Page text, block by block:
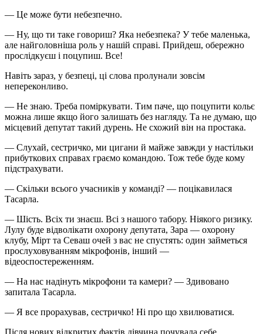
— Це може бути небезпечно.
— Ну, що ти таке говориш? Яка небезпека? У тебе маленька,
але найголовніша роль у нашій справі. Прийдеш, обережно
прослідкуєш і поцупиш. Все!
Навіть зараз, у безпеці, ці слова пролунали зовсім
непереконливо.
— Не знаю. Треба поміркувати. Тим паче, що поцупити кольє
можна лише якщо його залишать без нагляду. Та не думаю, що
місцевий депутат такий дурень. Не схожий він на простака.
— Слухай, сестричко, ми цигани й майже завжди у настільки
прибуткових справах граємо командою. Тож тебе буде кому
підстрахувати.
— Скільки всього учасників у команді? — поцікавилася
Тасарла.
— Шість. Всіх ти знаєш. Всі з нашого табору. Ніякого ризику.
Лулу буде відволікати охорону депутата, Зара — охорону
клубу, Мірт та Севаш очей з вас не спустять: один займеться
прослуховуванням мікрофонів, інший —
відеоспостереженням.
— На нас надінуть мікрофони та камери? — Здивовано
запитала Тасарла.
— Я все прорахував, сестричко! Ні про що хвилюватися.
Після нових відкритих фактів дівчина почувала себе